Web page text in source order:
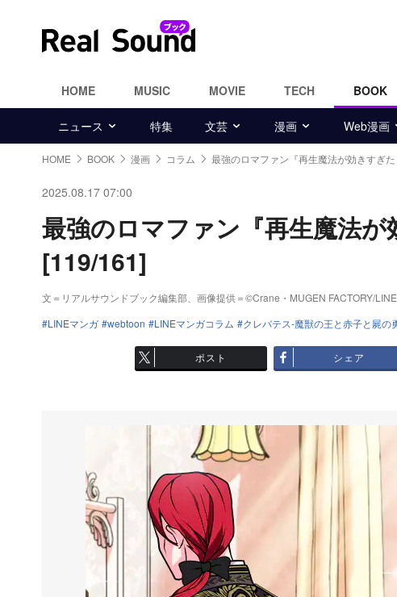
HOME MUSIC MOVIE TECH BOOK
ニュース 特集 文芸 漫画 Web漫画
HOME BOOK 漫画 コラム 最強のロマファン『再生魔法が効きすぎた
2025.08.17 07:00
最強のロマファン『再生魔法
[119/161]
文＝リアルサウンドブック編集部、画像提供＝©Crane・MUGEN FACTORY/
LINEマンガ
webtoon LINEマンガコラム クレバテス-魔獣の王と赤子と屍の
ポスト シェア